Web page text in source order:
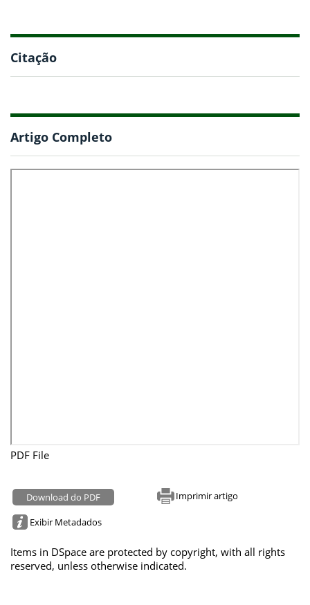
Citação
Artigo Completo
PDF File
Download do PDF Imprimir artigo
Exibir Metadados
Items in DSpace are protected by copyright, with all rights
reserved, unless otherwise indicated.